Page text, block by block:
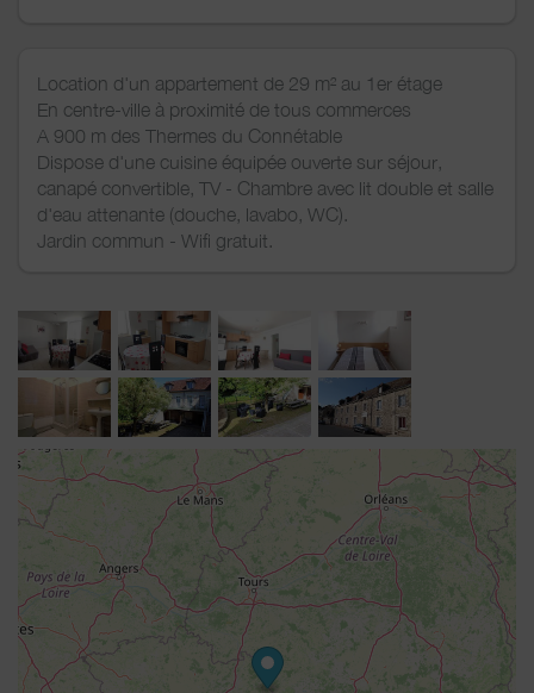
Location d'un appartement de 29 m² au 1er étage
En centre-ville à proximité de tous commerces
A 900 m des Thermes du Connétable
Dispose d'une cuisine équipée ouverte sur séjour,
canapé convertible, TV - Chambre avec lit double et salle
d'eau attenante (douche, lavabo, WC).
Jardin commun - Wifi gratuit.